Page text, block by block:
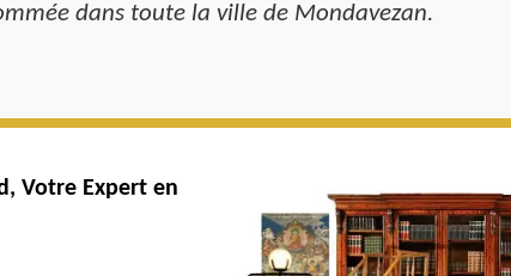
dans toute la ville de Mondavezan.
Votre Expert en